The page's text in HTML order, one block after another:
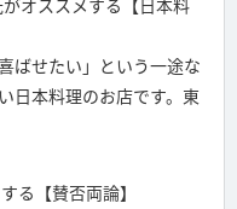
がオススメする【日本料
ばせたい」という一途な
日本料理のお店です。東
る【賛否両論】